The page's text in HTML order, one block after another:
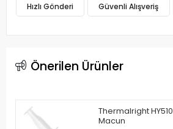
Hızlı Gönderi Güvenli Alışveriş
Önerilen Ürünler
Thermalright
Macun